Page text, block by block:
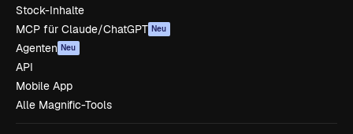
Stock-Inhalte
MCP für Claude/ChatGPT Neu
Agenten Neu
API
Mobile App
Alle Magnific-Tools